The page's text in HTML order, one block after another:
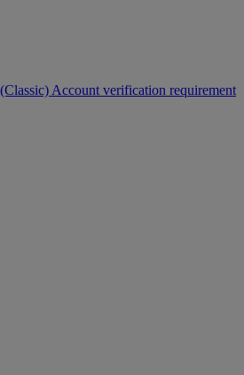
Account verification requirement